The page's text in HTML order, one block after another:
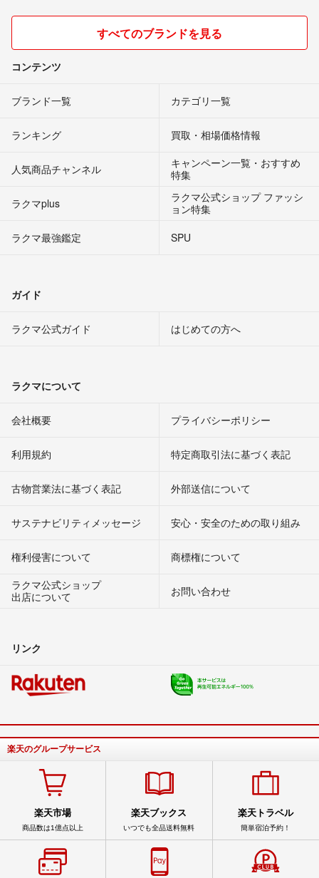
すべてのブランドを見る
コンテンツ
ブランド一覧 カテゴリ一覧
ランキング 買取・相場価格情報
人気商品チャンネル
キャンペーン一覧・おすすめ
特集
ラクマplus
ラクマ公式ショップ ファッシ
ョン特集
ラクマ最強鑑定
SPU
ガイド
ラクマ公式ガイド はじめての方へ
ラクマについて
会社概要 プライバシーポリシー
利用規約 特定商取引法に基づく表記
古物営業法に基づく表記 外部送信について
サステナビリティメッセージ 安心・安全のための取り組み
権利侵害について
商標権について
ラクマ公式ショップ
出店について
お問い合わせ
リンク
楽天のグループサービス
楽天市場
商品数は1億点以上
楽天ブックス
いつでも全品送料無料
楽天トラベル
簡単宿泊予約！